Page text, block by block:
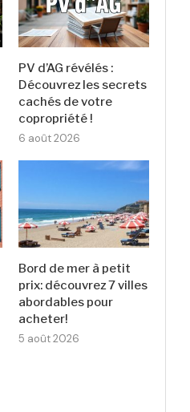
PV d’AG révélés :
Découvrez les secrets
cachés de votre
copropriété !
6 août 2026
Bord de mer à petit
prix: découvrez 7 villes
abordables pour
acheter!
5 août 2026